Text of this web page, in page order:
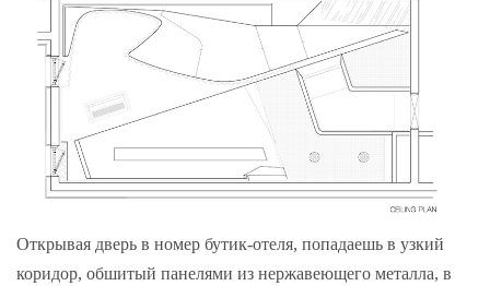
Открывая дверь в номер бутик-отеля, попадаешь в узкий
коридор, обшитый панелями из нержавеющего металла, в